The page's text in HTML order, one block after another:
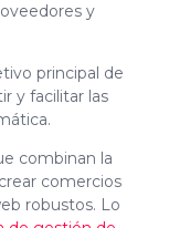
y
principal de
y facilitar las
combinan la
comercios
robustos. Lo